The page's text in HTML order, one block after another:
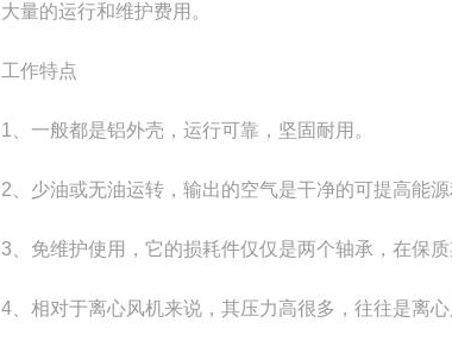
大量的运行和维护费用。
工作特点
1、一般都是铝外壳，运行可靠，坚固耐用。
2、少油或无油运转，输出的空气是干净的可提高能源
3、免维护使用，它的损耗件仅仅是两个轴承，在保质
4、相对于离心风机来说，其压力高很多，往往是离心